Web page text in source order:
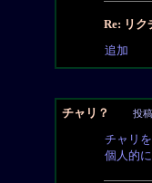
Re: リク
追加
チャリ？ 投
チャリ
個人的